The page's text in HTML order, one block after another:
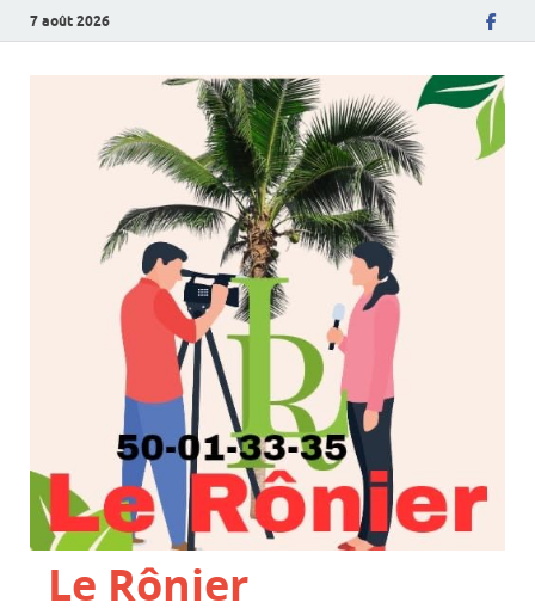
7 août 2026
Le Rônier